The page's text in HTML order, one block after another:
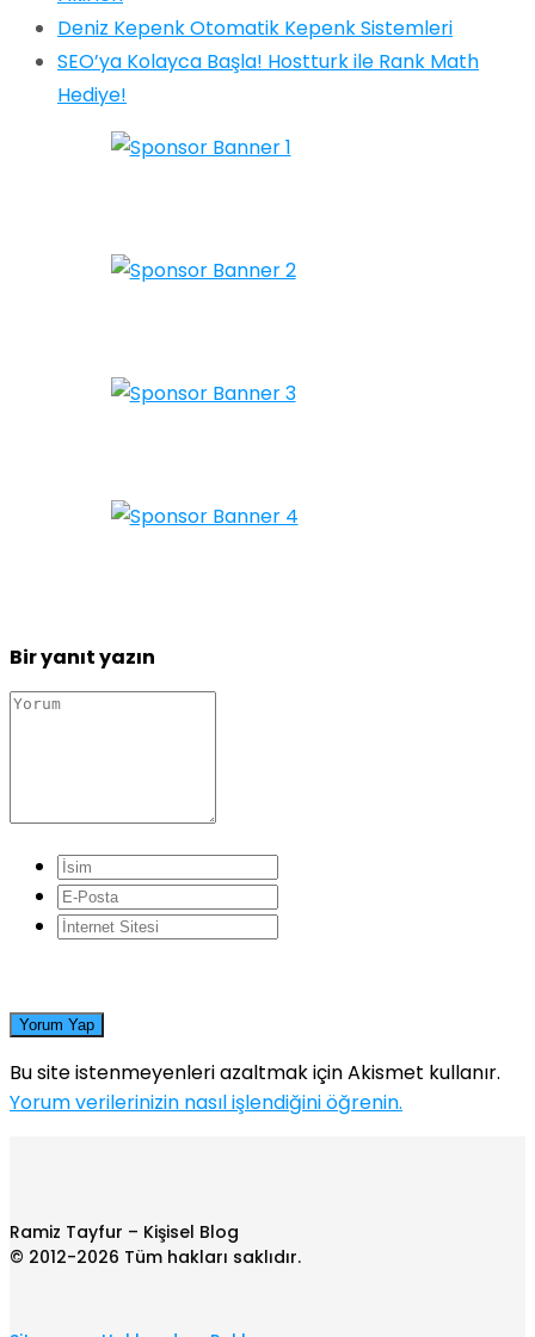
Deniz Kepenk Otomatik Kepenk Sistemleri
SEO’ya Kolayca Başla! Hostturk ile Rank Math
Hediye!
Bir yanıt yazın
Yorum Yap
Bu site istenmeyenleri azaltmak için Akismet kullanır.
Yorum verilerinizin nasıl işlendiğini öğrenin.
Ramiz Tayfur – Kişisel Blog
© 2012-2026 Tüm hakları saklıdır.